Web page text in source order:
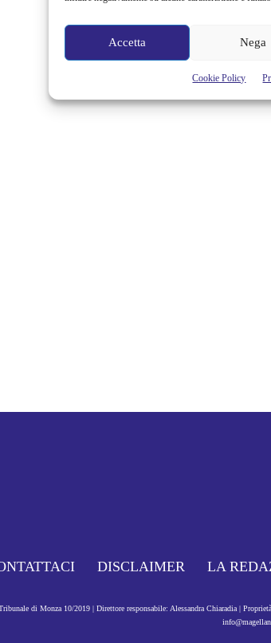
Accetta Nega
Cookie Policy
DISCLAIMER LA
di Monza 10/2019 | Direttore responsabile: Alessandra Chiaradia |